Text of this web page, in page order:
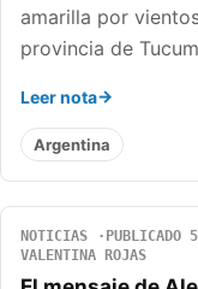
amarilla por
provincia de
Leer nota
Argentina
NOTICIAS PUBLICADO
VALENTINA ROJAS